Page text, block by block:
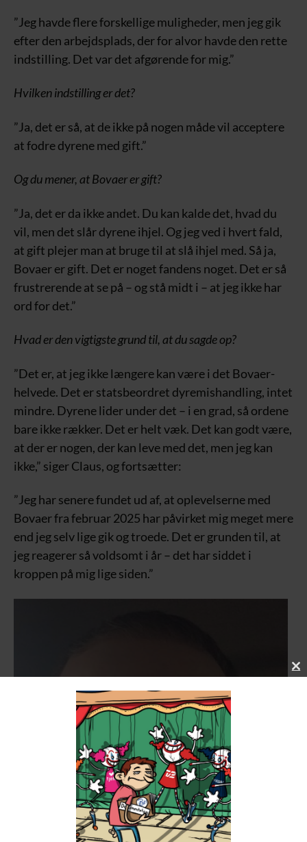
”Jeg havde flere forskellige muligheder, men jeg gik
efter den arbejdsplads, der for alvor havde den rette
indstilling. Det var det afgørende for mig.”
Hvilken indstilling er det?
”Ja, det er så, at de ikke på nogen måde vil acceptere
at fodre dyrene med gift.”
Og du mener, at Bovaer er gift?
”Ja, det er da ikke andet. Du kan kalde det, hvad du
vil, men det slår dyrene ihjel. Og jeg ved i hvert fald,
at gift plejer man at bruge til at slå ihjel med. Så ja,
Bovaer er gift. Det er noget fandens noget. Det er så
frustrerende at se på – og stå midt i – at jeg ikke har
ord for det.”
Hvad er den vigtigste grund til, at du sagde op?
”Det er, at jeg ikke længere kan være i det Bovaer-
helvede. Det er statsbeordret dyremishandling, intet
mindre. Dyrene lider under det – i en grad, så ordene
bare ikke rækker. Det er helt væk. Det kan godt være,
at der er nogen, der kan leve med det, men jeg kan
ikke,” siger Claus, og fortsætter:
”Jeg har senere fundet ud af, at oplevelserne med
Bovaer fra februar 2025 har påvirket mig meget mere
end jeg selv lige gik og troede. Det er grunden til, at
jeg reagerer så voldsomt i år – det har siddet i
kroppen på mig lige siden.”
C